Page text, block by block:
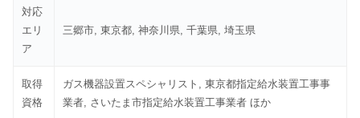
対応
エリ
ア
三郷市, 東京都, 神奈川県, 千葉県, 埼玉県
取得
資格
ガス機器設置スペシャリスト, 東京都指定給水装置工事事
業者, さいたま市指定給水装置工事業者 ほか